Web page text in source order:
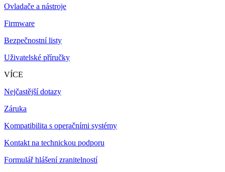
Ovladače a nástroje
Firmware
Bezpečnostní listy
Uživatelské příručky
VÍCE
Nejčastější dotazy
Záruka
Kompatibilita s operačními systémy
Kontakt na technickou podporu
Formulář hlášení zranitelností